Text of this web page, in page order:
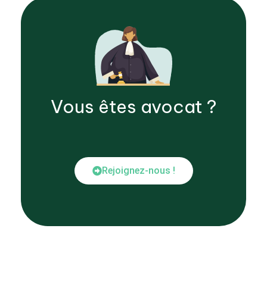
Vous êtes avocat ?
Rejoignez-nous !